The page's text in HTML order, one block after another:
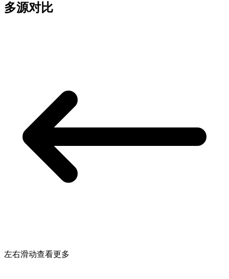
多源对比
左右滑动查看更多